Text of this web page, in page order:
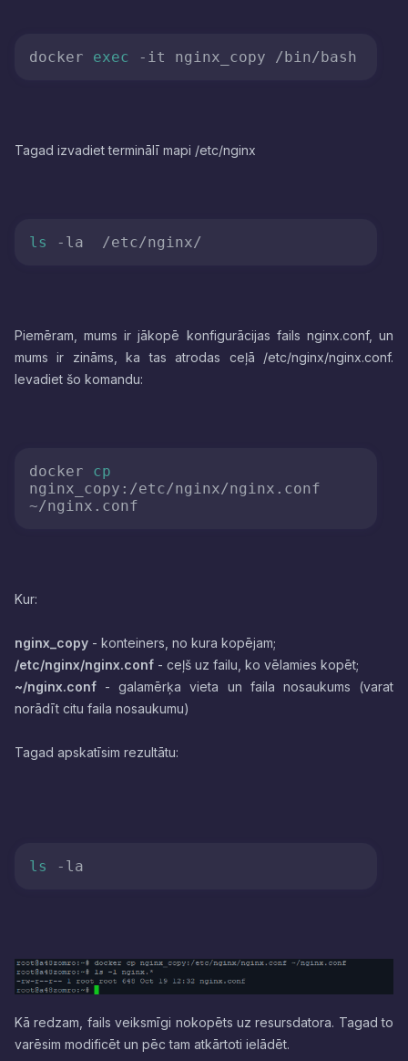
docker exec
Tagad izvadiet terminālī mapi /etc/nginx
ls
Piemēram, mums ir jākopē konfigurācijas fails nginx.conf, un
mums ir zināms, ka tas atrodas ceļā /etc/nginx/nginx.conf.
Ievadiet šo komandu:
docker cp
nginx_copy:/etc/nginx/nginx.conf
Kur:
nginx_copy - konteiners, no kura kopējam;
/etc/nginx/nginx.conf - ceļš uz failu, ko vēlamies kopēt;
~/nginx.conf - galamērķa vieta un faila nosaukums (varat
norādīt citu faila nosaukumu)
Tagad apskatīsim rezultātu:
ls
Kā redzam, fails veiksmīgi nokopēts uz resursdatora. Tagad to
varēsim modificēt un pēc tam atkārtoti ielādēt.